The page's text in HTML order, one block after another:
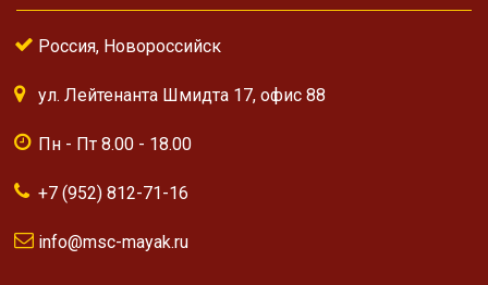
Россия, Новороссийск
ул. Лейтенанта Шмидта 17, офис 88
Пн - Пт 8.00 - 18.00
+7 (952) 812-71-16
info@msc-mayak.ru